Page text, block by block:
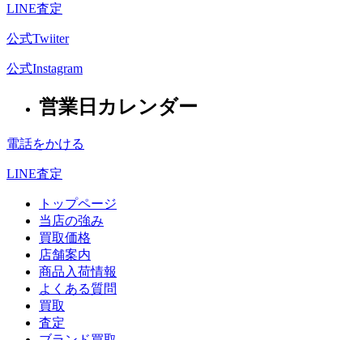
LINE査定
公式Twiiter
公式Instagram
営業日カレンダー
電話をかける
LINE査定
トップページ
当店の強み
買取価格
店舗案内
商品入荷情報
よくある質問
買取
査定